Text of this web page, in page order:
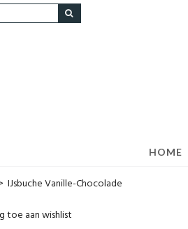
HOME
IJsbuche Vanille-Chocolade
toe aan wishlist